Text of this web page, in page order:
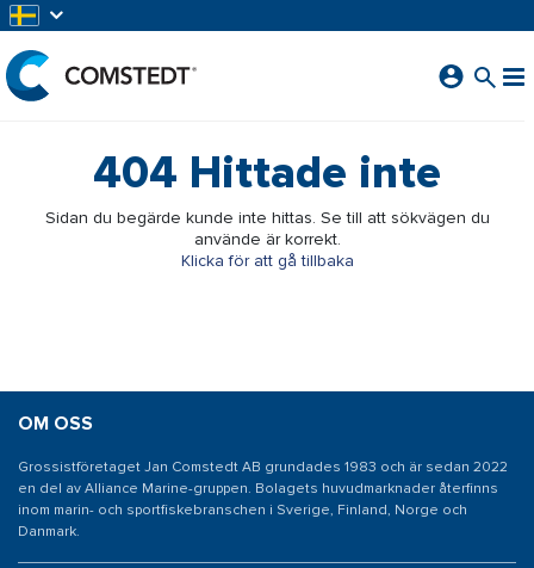
404 Hittade inte
Sidan du begärde kunde inte hittas. Se till att sökvägen du
använde är korrekt.
Klicka för att gå tillbaka
OM OSS
Grossistföretaget Jan Comstedt AB grundades 1983 och är sedan 2022
en del av Alliance Marine-gruppen. Bolagets huvudmarknader återfinns
inom marin- och sportfiskebranschen i Sverige, Finland, Norge och
Danmark.